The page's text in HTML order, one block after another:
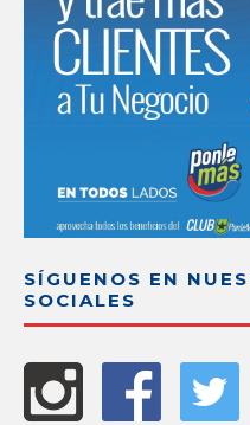
SÍGUENOS EN
SOCIALES